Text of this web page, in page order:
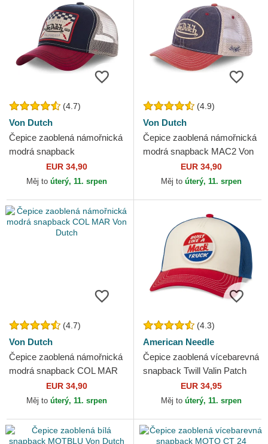
(4.7)
Von Dutch
Čepice zaoblená námořnická
modrá snapback
SQUARE16 Von Dutch
EUR 34,90
Měj to úterý, 11. srpen
(4.9)
Von Dutch
Čepice zaoblená námořnická
modrá snapback MAC2 Von
EUR 34,90
Měj to úterý, 11. srpen
(4.7)
Von Dutch
Čepice zaoblená námořnická
modrá snapback COL MAR
Von DutchEUR 34,90
Měj to úterý, 11. srpen
(4.3)
American Needle
Čepice zaoblená vícebarevná
snapback Twill Valin Patch
American Needle
EUR 34,95
Měj to úterý, 11. srpen